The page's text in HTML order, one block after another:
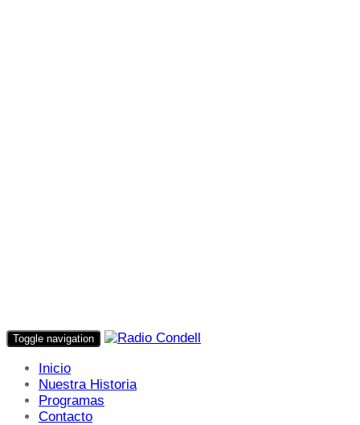
Toggle navigation
Inicio
Nuestra Historia
Programas
Contacto